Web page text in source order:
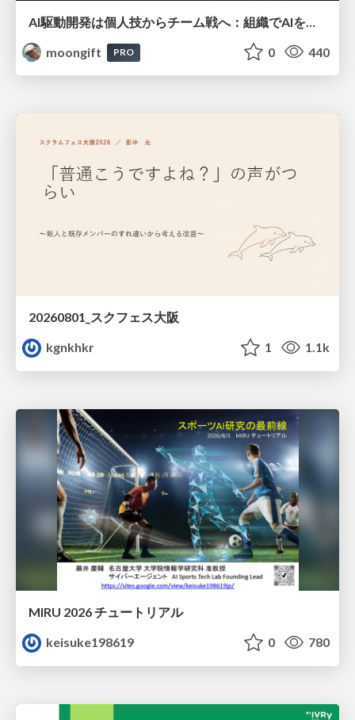
moongift
PRO 0 440
20260801_スクフェス大阪
kgnkhkr
1 1.1k
MIRU 2026 チュートリアル
keisuke198619
0 780